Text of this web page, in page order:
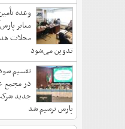
وعده
معابر
محلات
تدوین می‌شود
در مجمع
جدید
پارس ترسیم شد